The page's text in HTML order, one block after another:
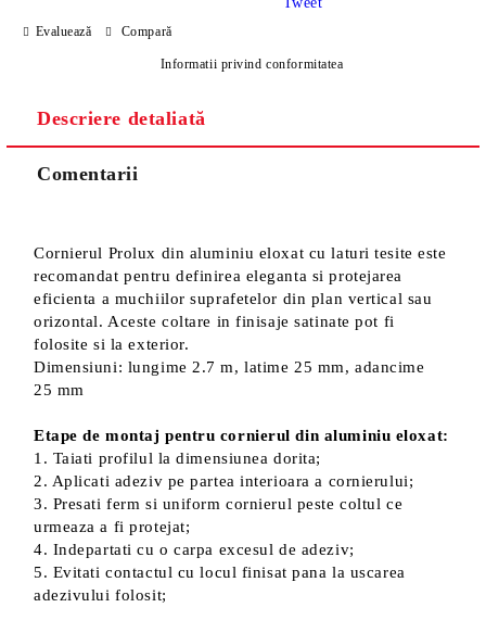
Sunt de acord cuPolitica de confidentialitate
Noi vă vom contacta pentru finalizarea comenzii.
Evaluează Compară
Informatii privind conformitatea
Descriere detaliată
Comentarii
Cornierul Prolux din aluminiu eloxat cu laturi tesite este
recomandat pentru definirea eleganta si protejarea
eficienta a muchiilor suprafetelor din plan vertical sau
orizontal. Aceste coltare in finisaje satinate pot fi
folosite si la exterior.
Dimensiuni: lungime 2.7 m, latime 25 mm, adancime
25 mm
Etape de montaj pentru cornierul din aluminiu eloxat:
1. Taiati profilul la dimensiunea dorita;
2. Aplicati adeziv pe partea interioara a cornierului;
3. Presati ferm si uniform cornierul peste coltul ce
urmeaza a fi protejat;
4. Indepartati cu o carpa excesul de adeziv;
5. Evitati contactul cu locul finisat pana la uscarea
adezivului folosit;